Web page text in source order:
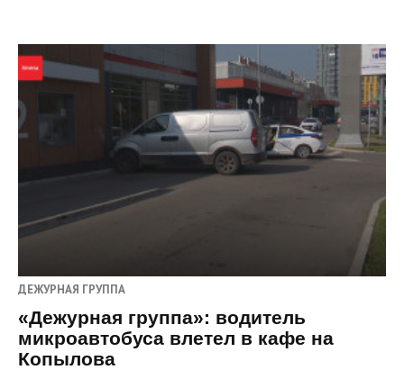
ДЕЖУРНАЯ ГРУППА
«Дежурная группа»: водитель
микроавтобуса влетел в кафе на
Копылова